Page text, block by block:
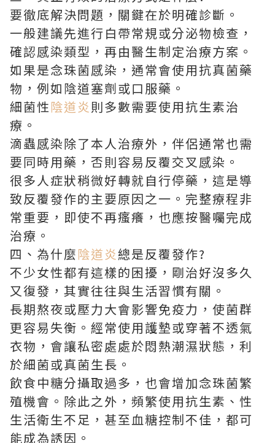
要徹底解決問題，關鍵在於明確診斷。
一般建議先進行白帶常規或分泌物檢查，
確認感染類型，再由醫生制定治療方案。
如果是念珠菌感染，通常會使用抗真菌藥
物，例如陰道塞劑或口服藥。
細菌性陰道炎 則多數需要使用抗生素治
療。
滴蟲感染除了本人治療外，伴侶通常也需
要同時用藥，否則容易反覆交叉感染。
很多人症狀稍微好轉就自行停藥，這是導
致反覆發作的主要原因之一。完整療程非
常重要，即使不再瘙癢，也應按醫囑完成
治療。
四、為什麼陰道炎總是反覆發作?
不少女性都有這樣的困擾，剛治好沒多久
又復發，其實往往與生活習慣有關。
長期熬夜或壓力大會影響免疫力，使菌群
更容易失衡。經常使用護墊或穿著不透氣
衣物，會讓私密處處於悶熱潮濕狀態，利
於細菌或真菌生長。
飲食中糖分攝取過多，也會增加念珠菌繁
殖機會。除此之外，頻繁使用抗生素、性
生活衛生不足，甚至血糖控制不佳，都可
能成為誘因。